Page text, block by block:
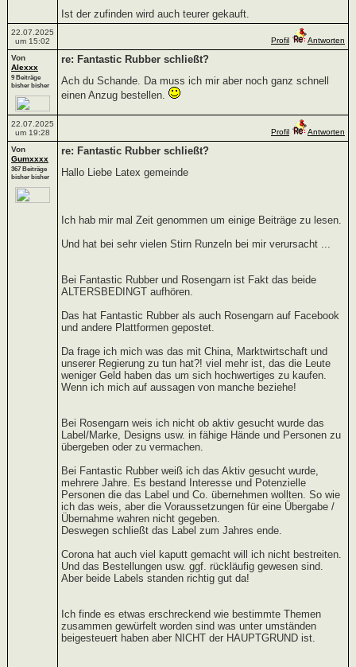
Ist der zufinden wird auch teurer gekauft.
22.07.2025
um 15:02
Profil
Antworten
Von
Alexxx
9 Beiträge
bisher bisher
re: Fantastic Rubber schließt?
Ach du Schande. Da muss ich mir aber noch ganz schnell
einen Anzug bestellen.
22.07.2025
um 19:28
Profil
Antworten
Von
Gumxxxx
367 Beiträge
bisher bisher
re: Fantastic Rubber schließt?
Hallo Liebe Latex gemeinde
Ich hab mir mal Zeit genommen um einige Beiträge zu lesen.
Und hat bei sehr vielen Stirn Runzeln bei mir verursacht ...
Bei Fantastic Rubber und Rosengarn ist Fakt das beide
ALTERSBEDINGT aufhören.
Das hat Fantastic Rubber als auch Rosengarn auf Facebook
und andere Plattformen gepostet.
Da frage ich mich was das mit China, Marktwirtschaft und
unserer Regierung zu tun hat?! viel mehr ist, das die Leute
weniger Geld haben das um sich hochwertiges zu kaufen.
Wenn ich mich auf aussagen von manche beziehe!
Bei Rosengarn weis ich nicht ob aktiv gesucht wurde das
Label/Marke, Designs usw. in fähige Hände und Personen zu
übergeben oder zu vermachen.
Bei Fantastic Rubber weiß ich das Aktiv gesucht wurde,
mehrere Jahre. Es bestand Interesse und Potenzielle
Personen die das Label und Co. übernehmen wollten. So wie
ich das weis, aber die Voraussetzungen für eine Übergabe /
Übernahme wahren nicht gegeben.
Deswegen schließt das Label zum Jahres ende.
Corona hat auch viel kaputt gemacht will ich nicht bestreiten.
Und das Bestellungen usw. ggf. rückläufig gewesen sind.
Aber beide Labels standen richtig gut da!
Ich finde es etwas erschreckend wie bestimmte Themen
zusammen gewürfelt worden sind was unter umständen
beigesteuert haben aber NICHT der HAUPTGRUND ist.